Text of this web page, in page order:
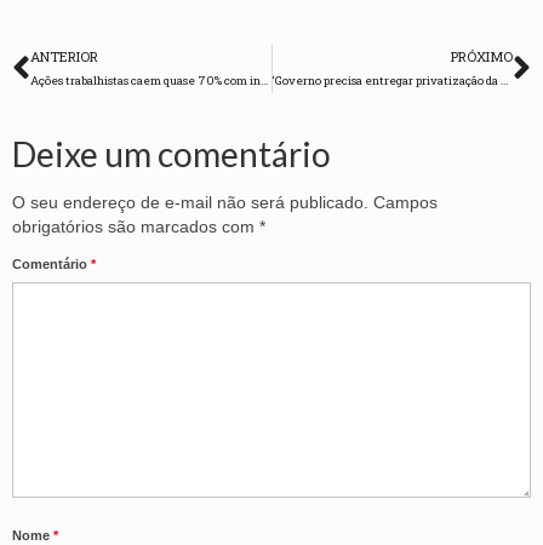
ANTERIOR PRÓXIMO
Deixe um comentário
O seu endereço de e-mail não será publicado. Campos
obrigatórios são marcados com *
Comentário *
Nome *